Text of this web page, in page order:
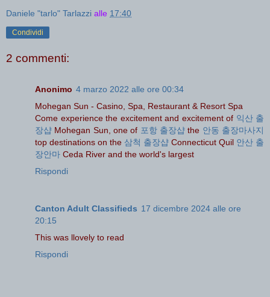
Daniele "tarlo" Tarlazzi alle 17:40
Condividi
2 commenti:
Anonimo 4 marzo 2022 alle ore 00:34
Mohegan Sun - Casino, Spa, Restaurant & Resort Spa
Come experience the excitement and excitement of 익산 출
장샵 Mohegan Sun, one of 포항 출장샵 the 안동 출장마사지
top destinations on the 삼척 출장샵 Connecticut Quil 안산 출
장안마 Ceda River and the world's largest
Rispondi
Canton Adult Classifieds 17 dicembre 2024 alle ore
20:15
This was llovely to read
Rispondi